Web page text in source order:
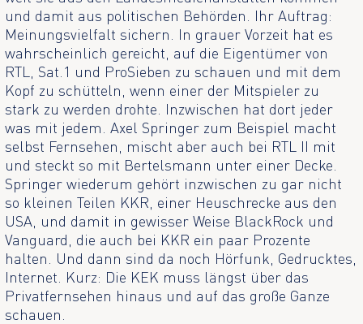
und damit aus politischen Behörden. Ihr Auftrag:
Meinungsvielfalt sichern. In grauer Vorzeit hat es
wahrscheinlich gereicht, auf die Eigentümer von
RTL, Sat.1 und ProSieben zu schauen und mit dem
Kopf zu schütteln, wenn einer der Mitspieler zu
stark zu werden drohte. Inzwischen hat dort jeder
was mit jedem. Axel Springer zum Beispiel macht
selbst Fernsehen, mischt aber auch bei RTL II mit
und steckt so mit Bertelsmann unter einer Decke.
Springer wiederum gehört inzwischen zu gar nicht
so kleinen Teilen KKR, einer Heuschrecke aus den
USA, und damit in gewisser Weise BlackRock und
Vanguard, die auch bei KKR ein paar Prozente
halten. Und dann sind da noch Hörfunk, Gedrucktes,
Internet. Kurz: Die KEK muss längst über das
Privatfernsehen hinaus und auf das große Ganze
schauen.